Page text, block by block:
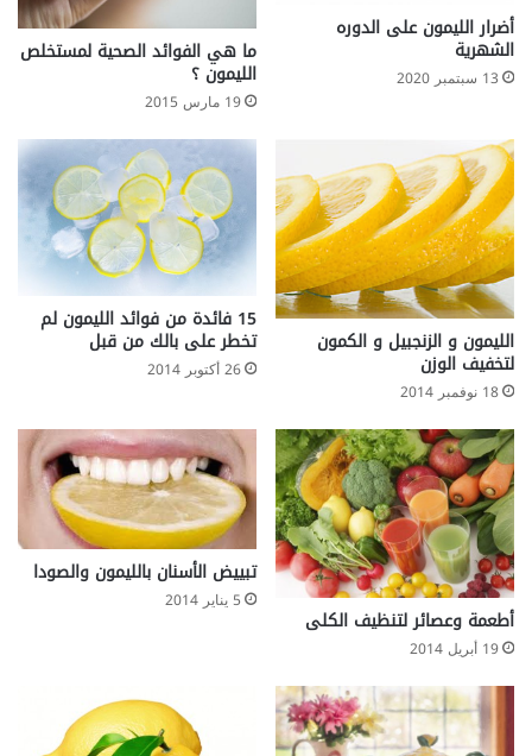
أضرار الليمون على الدوره
الشهرية
13 سبتمبر 2020
ما هي الفوائد الصحية لمستخلص
الليمون ؟
19 مارس 2015
الليمون و الزنجبيل و الكمون
لتخفيف الوزن
18 نوفمبر 2014
15 فائدة من فوائد الليمون لم
تخطر على بالك من قبل
26 أكتوبر 2014
أطعمة وعصائر لتنظيف الكلى
19 أبريل 2014
تبييض الأسنان بالليمون والصودا
5 يناير 2014